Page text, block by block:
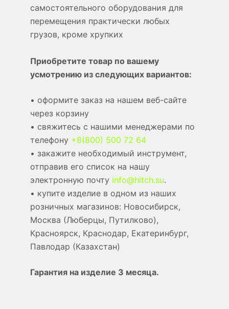
самостоятельного оборудования для
перемещения практически любых
грузов, кроме хрупких
Приобретите товар по вашему
усмотрению из следующих вариантов:
• оформите заказ на нашем веб-сайте
через корзину
• свяжитесь с нашими менеджерами по
телефону +8(800) 500 72 64
• закажите необходимый инструмент,
отправив его список на нашу
электронную почту info@hitch.su.
• купите изделие в одном из наших
розничных магазинов: Новосибирск,
Москва (Люберцы, Путилково),
Красноярск, Краснодар, Екатеринбург,
Павлодар (Казахстан)
Гарантия на изделие 3 месяца.